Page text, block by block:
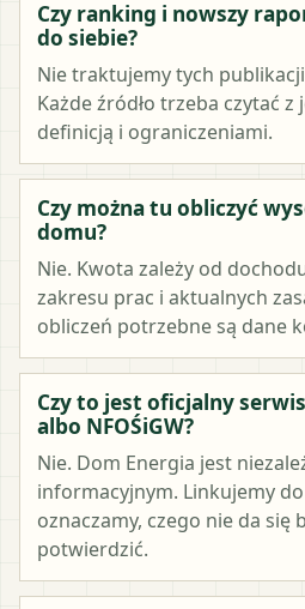
Czy ranking i nowszy
do siebie?
Nie traktujemy tych
Każde źródło trzeba czytać z
definicją i ograniczeniami.
Czy można tu obliczyć
domu?
Nie. Kwota zależy od
zakresu prac i aktualnych
obliczeń potrzebne są dane
Czy to jest oficjalny
albo NFOŚiGW?
Nie. Dom Energia jest
informacyjnym. Linkujemy
oznaczamy, czego nie da się
potwierdzić.